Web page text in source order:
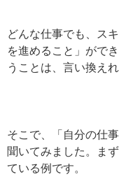
どんな仕事でも、ス
を進めること」がで
うことは、言い換え
そこで、「自分の仕
聞いてみました。ま
ている例です。